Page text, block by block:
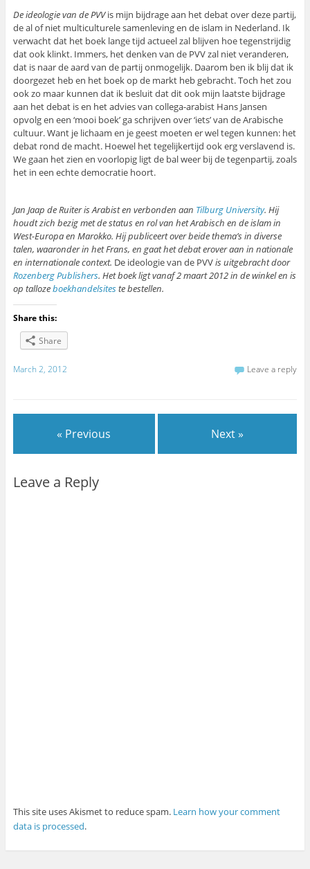
De ideologie van de PVVis mijn bijdrage aan het debat over deze partij,
de al of niet multiculturele samenleving en de islam in Nederland. Ik
verwacht dat het boek lange tijd actueel zal blijven hoe tegenstrijdig
dat ook klinkt. Immers, het denken van de PVV zal niet veranderen,
dat is naar de aard van de partij onmogelijk. Daarom ben ik blij dat ik
doorgezet heb en het boek op de markt heb gebracht. Toch het zou
ook zo maar kunnen dat ik besluit dat dit ook mijn laatste bijdrage
aan het debat is en het advies van collega-arabist Hans Jansen
opvolg en een ‘mooi boek’ ga schrijven over ‘iets’ van de Arabische
cultuur. Want je lichaam en je geest moeten er wel tegen kunnen: het
debat rond de macht. Hoewel het tegelijkertijd ook erg verslavend is.
We gaan het zien en voorlopig ligt de bal weer bij de tegenpartij, zoals
het in een echte democratie hoort.
Jan Jaap de Ruiter is Arabist en verbonden aan Tilburg University. Hij
houdt zich bezig met de status en rol van het Arabisch en de islam in
West-Europa en Marokko. Hij publiceert over beide thema’s in diverse
talen, waaronder in het Frans, en gaat het debat erover aan in nationale
en internationale context. De ideologie van de PVVis uitgebracht door
Rozenberg Publishers. Het boek ligt vanaf 2 maart 2012 in de winkel en is
op tallozeboekhandelsiteste bestellen.
Share this:
Share
March 2, 2012 Leave a reply
« Previous Next »
Leave a Reply
This site uses Akismet to reduce spam. Learn how your comment
data is processed.